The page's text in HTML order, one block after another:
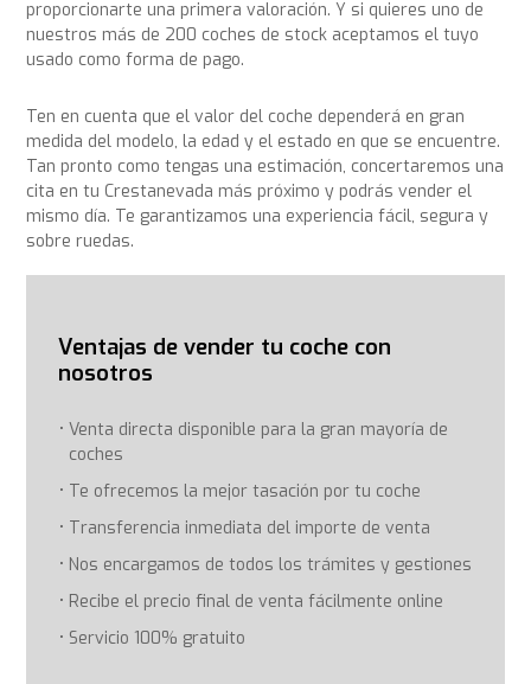
proporcionarte una primera valoración. Y si quieres uno de
nuestros más de 200 coches de stock aceptamos el tuyo
usado como forma de pago.
Ten en cuenta que el valor del coche dependerá en gran
medida del modelo, la edad y el estado en que se encuentre.
Tan pronto como tengas una estimación, concertaremos una
cita en tu Crestanevada más próximo y podrás vender el
mismo día. Te garantizamos una experiencia fácil, segura y
sobre ruedas.
Ventajas de vender tu coche con
nosotros
Venta directa disponible para la gran mayoría de
coches
Te ofrecemos la mejor tasación por tu coche
Transferencia inmediata del importe de venta
Nos encargamos de todos los trámites y gestiones
Recibe el precio final de venta fácilmente online
Servicio 100% gratuito